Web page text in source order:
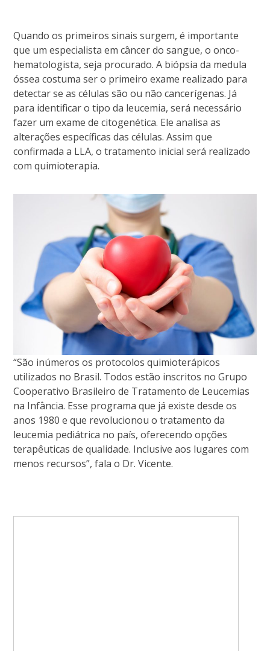
Quando os primeiros sinais surgem, é importante
que um especialista em câncer do sangue, o onco-
hematologista, seja procurado. A biópsia da medula
óssea costuma ser o primeiro exame realizado para
detectar se as células são ou não cancerígenas. Já
para identificar o tipo da leucemia, será necessário
fazer um exame de citogenética. Ele analisa as
alterações específicas das células. Assim que
confirmada a LLA, o tratamento inicial será realizado
com quimioterapia.
“São inúmeros os protocolos quimioterápicos
utilizados no Brasil. Todos estão inscritos no Grupo
Cooperativo Brasileiro de Tratamento de Leucemias
na Infância. Esse programa que já existe desde os
anos 1980 e que revolucionou o tratamento da
leucemia pediátrica no país, oferecendo opções
terapêuticas de qualidade. Inclusive aos lugares com
menos recursos”, fala o Dr. Vicente.